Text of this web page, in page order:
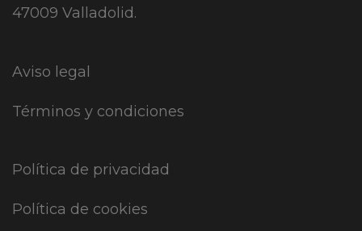
47009 Valladolid.
Aviso legal
Términos y condiciones
Política de privacidad
Política de cookies